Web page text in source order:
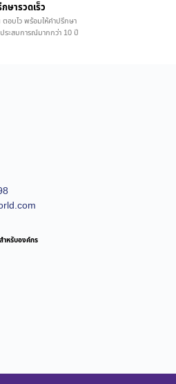
ษารวดเร็ว
อบไว พร้อมให้คำปรึกษา
ระสบการณ์มากกว่า 10 ปี
สำหรับองค์กร